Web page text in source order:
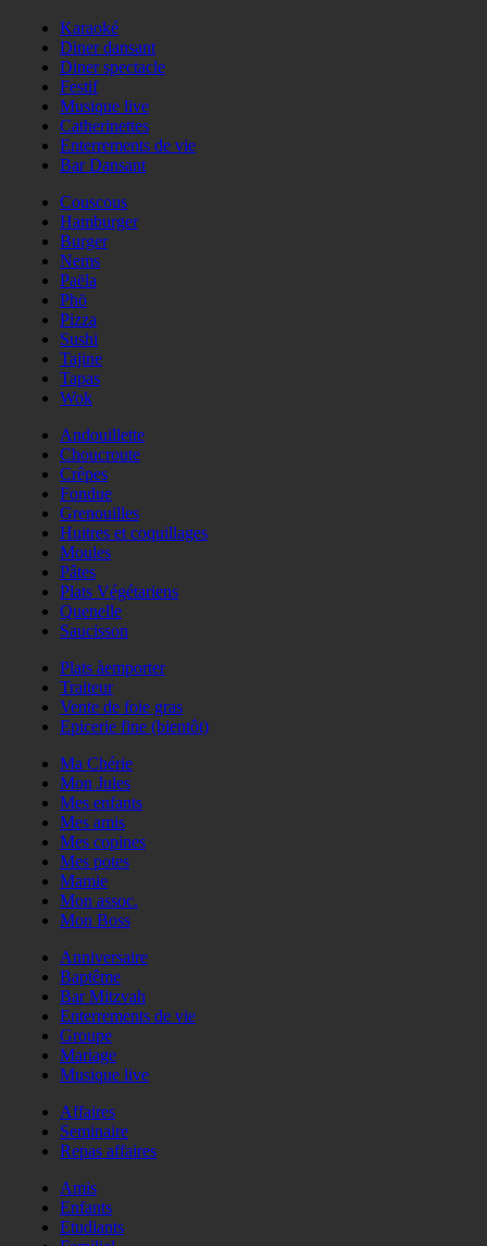
Karaoké
Diner dansant
Diner spectacle
Festif
Musique live
Catherinettes
Enterrements de vie
Bar Dansant
Couscous
Hamburger
Burger
Nems
Paëla
Phö
Pizza
Sushi
Tajine
Tapas
Wok
Andouillette
Choucroute
Crêpes
Fondue
Grenouilles
Huitres et coquillages
Moules
Pâtes
Plats Végétariens
Quenelle
Saucisson
Plats àemporter
Traiteur
Vente de foie gras
Epicerie fine (bientôt)
Ma Chérie
Mon Jules
Mes enfants
Mes amis
Mes copines
Mes potes
Mamie
Mon assoc.
Mon Boss
Anniversaire
Baptême
Bar Mitzvah
Enterrements de vie
Groupe
Mariage
Musique live
Affaires
Seminaire
Repas affaires
Amis
Enfants
Etudiants